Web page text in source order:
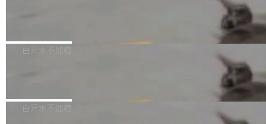
员工参与设立的专项资产管理计划。其中，Dee
获配9...
一个回归问题，该问题导致拉取镜像时会拒绝包
题，该问题可能导致在旧版 Linux 内核...
e 孵化器项目管理委员会（IPMC）投票中获得
P）！这一里程碑不仅标志着 Fluss 迈入新的发
白开水不加糖
长期停止内容更新，未能实现其作为“AI版维基百
白开水不加糖